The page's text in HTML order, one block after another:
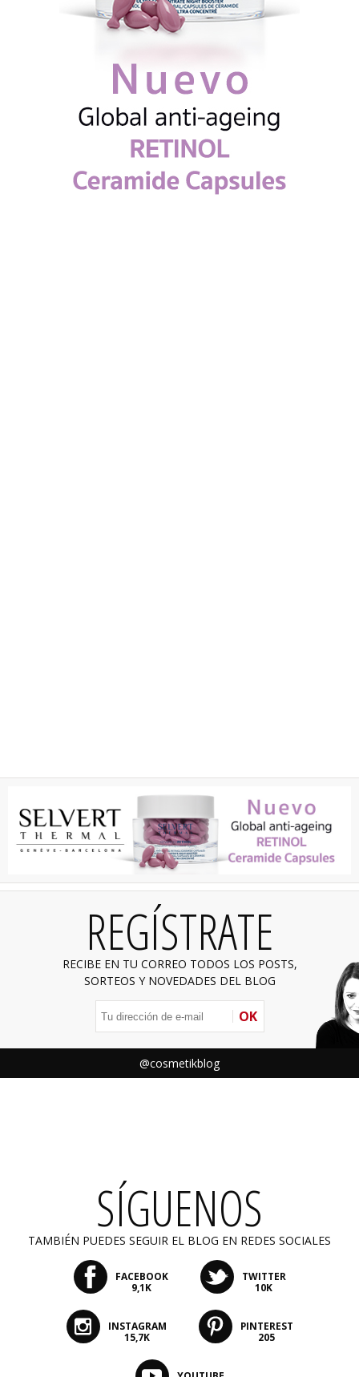
REGÍSTRATE
RECIBE EN TU CORREO TODOS LOS POSTS,
SORTEOS Y NOVEDADES DEL BLOG
OK
@cosmetikblog
SÍGUENOS
TAMBIÉN PUEDES SEGUIR EL BLOG EN REDES SOCIALES
FACEBOOK
9,1K
TWITTER
10K
INSTAGRAM
15,7K
PINTEREST
205